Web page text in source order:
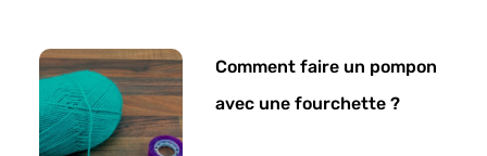
Comment faire un pompon
avec une fourchette ?